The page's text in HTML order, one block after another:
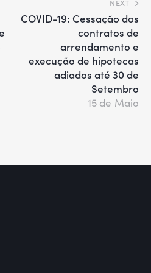
NEXT
COVID-19: Cessação dos
contratos de
arrendamento e
execução de hipotecas
adiados até 30 de
Setembro
15 de Maio